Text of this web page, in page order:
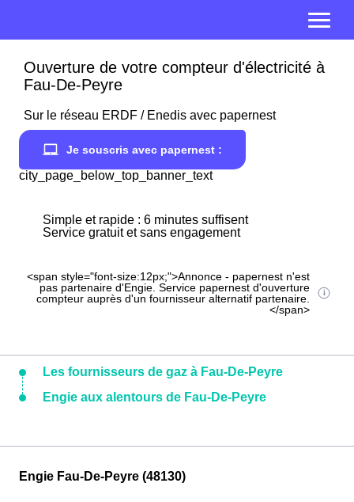
Ouverture de votre compteur d'électricité à
Fau-De-Peyre
Sur le réseau ERDF / Enedis avec papernest
Je souscris avec papernest :
city_page_below_top_banner_text
Simple et rapide : 6 minutes suffisent
Service gratuit et sans engagement
<span style="font-size:12px;">Annonce - papernest n'est
pas partenaire d'Engie. Service papernest d'ouverture
compteur auprès d'un fournisseur alternatif partenaire.
</span>
Les fournisseurs de gaz à Fau-De-Peyre
Engie aux alentours de Fau-De-Peyre
Engie Fau-De-Peyre (48130)